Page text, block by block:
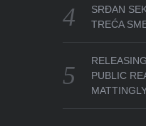
SRĐAN
TREĆA
PUBLIC